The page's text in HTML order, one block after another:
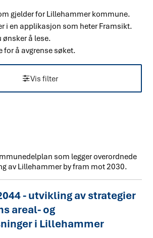
gjelder for Lillehammer kommune.
i en applikasjon som heter Framsikt.
ønsker å lese.
for å avgrense søket.
Vis filter
som legger overordnede
av Lillehammer by fram mot 2030.
- utvikling av strategier
areal- og
i Lillehammer